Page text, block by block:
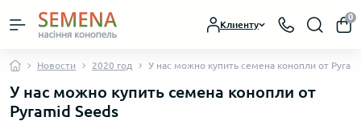
Клиенту
0
Новости 2020 год У нас можно купить семена конопли от
У нас можно купить семена конопли от
Pyramid Seeds